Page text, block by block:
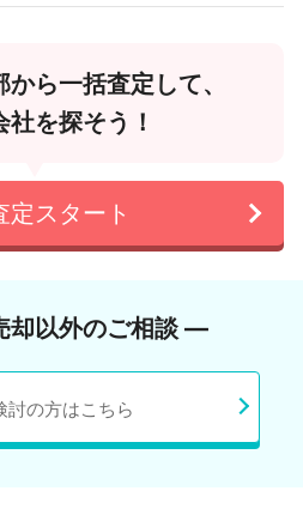
ら一括査定して、
社を探そう！
定スタート
却以外のご相談 ―
討の方はこちら